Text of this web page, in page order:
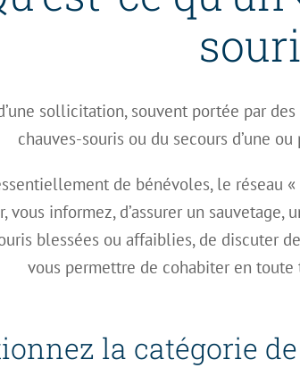
sollicitation, souvent portée par
chauves-souris ou du secours d’une
de bénévoles, le réseau
vous informez, d’assurer un
blessées ou affaiblies, de discuter
vous permettre de cohabiter en
la catégorie de